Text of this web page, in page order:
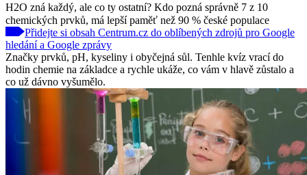
H2O zná každý, ale co ty ostatní? Kdo pozná správně 7 z 10
chemických prvků, má lepší paměť než 90 % české populace
Přidejte si obsah Centrum.cz do oblíbených zdrojů pro Google
hledání a Google zprávy
Značky prvků, pH, kyseliny i obyčejná sůl. Tenhle kvíz vrací do
hodin chemie na základce a rychle ukáže, co vám v hlavě zůstalo a
co už dávno vyšumělo.